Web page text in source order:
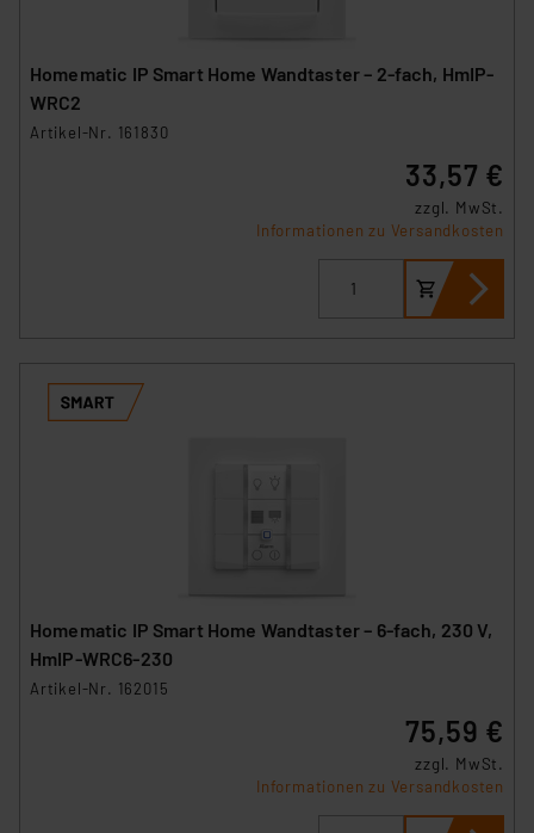
Homematic IP Smart Home Wandtaster – 2-fach, HmIP-
WRC2
Artikel-Nr. 161830
33,57 €
zzgl. MwSt.
Informationen zu Versandkosten
Homematic IP Smart Home Wandtaster – 6-fach, 230 V,
HmIP-WRC6-230
Artikel-Nr. 162015
75,59 €
zzgl. MwSt.
Informationen zu Versandkosten